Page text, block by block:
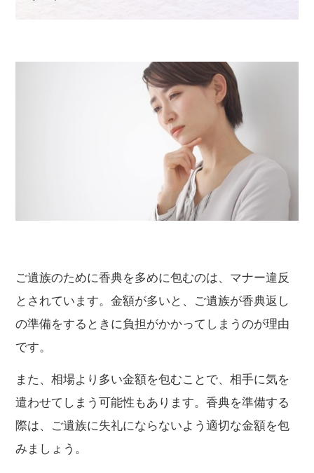
ご遺族のために香典を多めに包むのは、マナー違反
とされています。金額が多いと、ご遺族が香典返し
の準備をするときに負担がかかってしまうのが理由
です。
また、相場より多い金額を包むことで、相手に気を
遣わせてしまう可能性もあります。香典を準備する
際は、ご遺族に失礼にならないよう適切な金額を包
みましょう。